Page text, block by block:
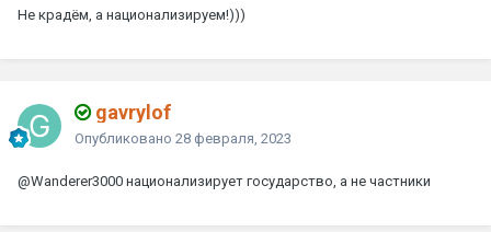
Не крадём, а национализируем!)))
gavrylof
Опубликовано 28 февраля, 2023
@Wanderer3000 национализирует государство, а не частники